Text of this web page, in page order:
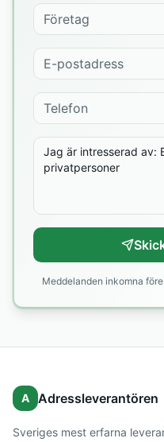
Meddelanden inkomna
A Adressleverantören
Sveriges mest erfarna